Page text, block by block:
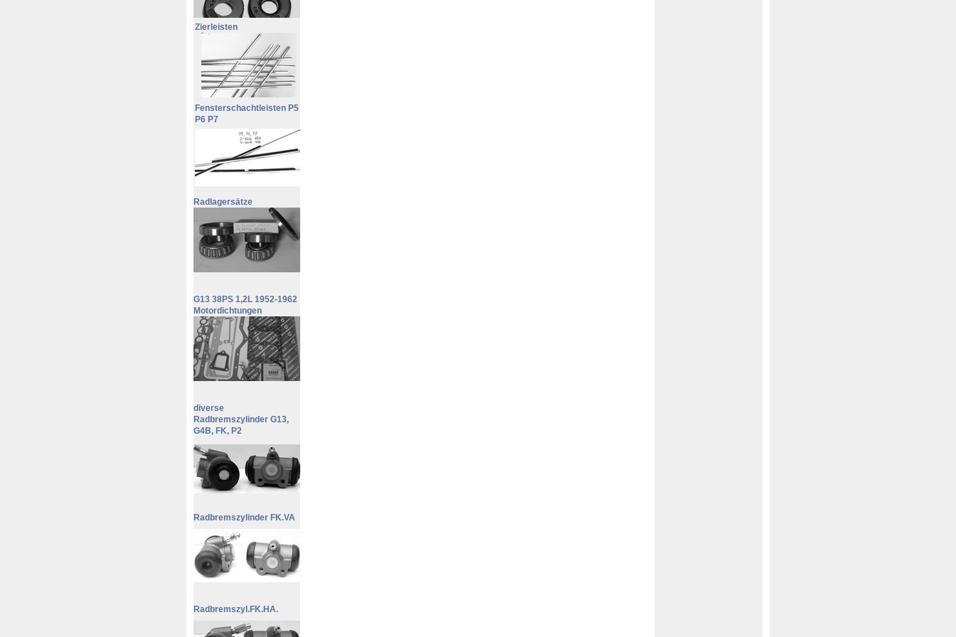
Zierleisten
Fensterschachtleisten P5
P6 P7
Radlagersätze
G13 38PS 1,2L 1952-1962
Motordichtungen
diverse
Radbremszylinder G13,
G4B, FK, P2
Radbremszylinder FK.VA
Radbremszyl.FK.HA.